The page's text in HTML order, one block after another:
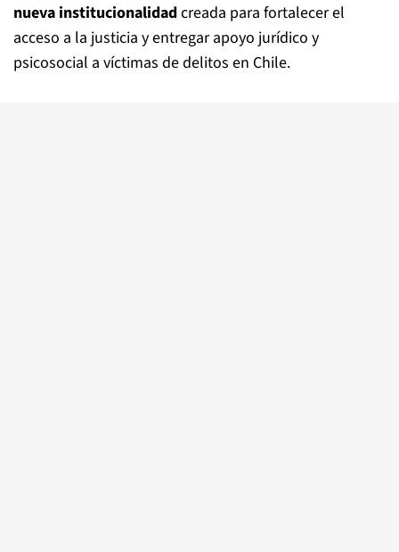
nueva institucionalidadcreada para fortalecer el
acceso a la justicia y entregar apoyo jurídico y
psicosocial a víctimas de delitos en Chile.